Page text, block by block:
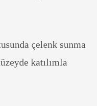
çelenk sunma
katılımla